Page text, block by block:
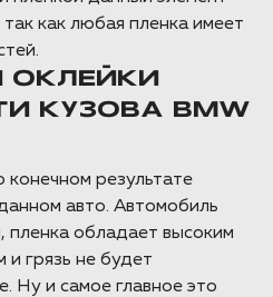
как любая пленка имеет
ОКЛЕЙКИ
КУЗОВА BMW
результате
авто. Автомобиль
пленка обладает высоким
грязь не будет
Ну и самое главное это